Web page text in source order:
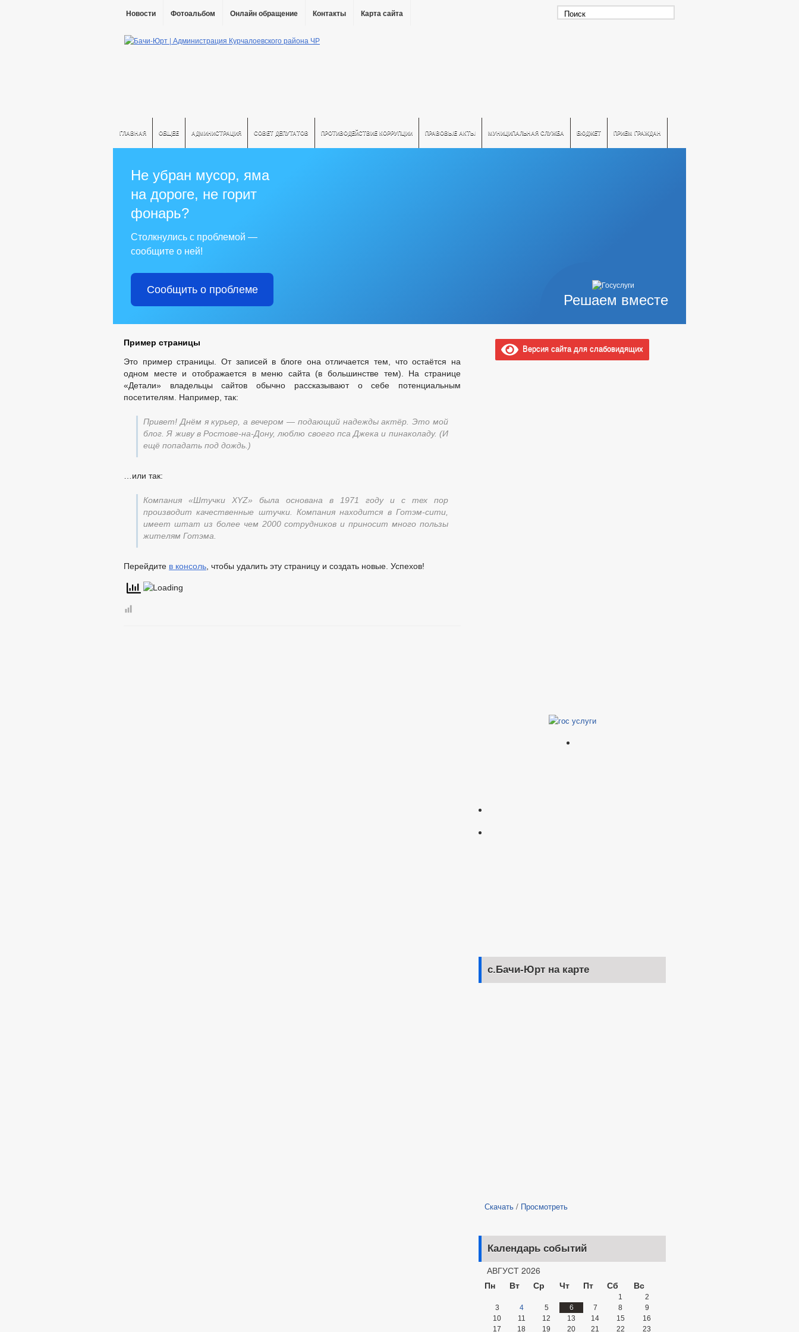
Новости Фотоальбом Онлайн обращение Контакты Карта сайта
ГЛАВНАЯ ОБЩЕЕ АДМИНИСТРАЦИЯ СОВЕТ ДЕПУТАТОВ ПРОТИВОДЕЙСТВИЕ КОРРУПЦИИ ПРАВОВЫЕ АКТЫ МУНИЦИПАЛЬНАЯ СЛУЖБА БЮДЖЕТ ПРИЕМ ГРАЖДАН
Решаем вместе
Не убран мусор, яма
на дороге, не горит
фонарь?
Столкнулись с проблемой —
сообщите о ней!
Сообщить о проблеме
Пример страницы
Это пример страницы. От записей в блоге она отличается тем, что остаётся на
одном месте и отображается в меню сайта (в большинстве тем). На странице
«Детали» владельцы сайтов обычно рассказывают о себе потенциальным
посетителям. Например, так:
Привет! Днём я курьер, а вечером — подающий надежды актёр. Это мой
блог. Я живу в Ростове-на-Дону, люблю своего пса Джека и пинаколаду. (И
ещё попадать под дождь.)
…или так:
Компания «Штучки XYZ» была основана в 1971 году и с тех пор
производит качественные штучки. Компания находится в Готэм-сити,
имеет штат из более чем 2000 сотрудников и приносит много пользы
жителям Готэма.
Перейдите в консоль , чтобы удалить эту страницу и создать новые. Успехов!
Версия сайта для слабовидящих
с.Бачи-Юрт на карте
Скачать / Просмотреть
Календарь событий
АВГУСТ 2026
Пн
Вт Ср Чт Пт Сб Вс
1
2
3
4 5 6 7 8
9
10
11 12 13 14 15
16
17
18 19 20 21 22 23